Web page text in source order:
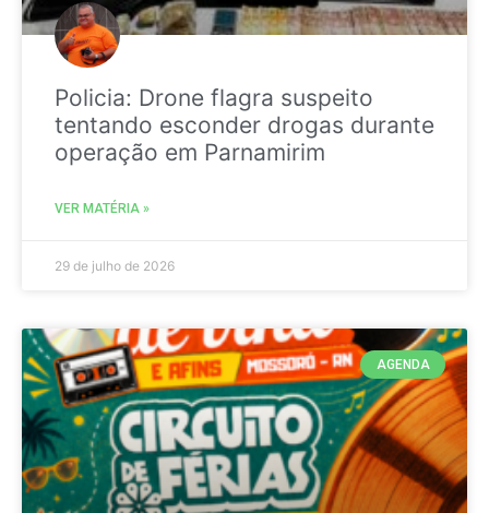
Policia: Drone flagra suspeito
tentando esconder drogas durante
operação em Parnamirim
VER MATÉRIA »
29 de julho de 2026
AGENDA